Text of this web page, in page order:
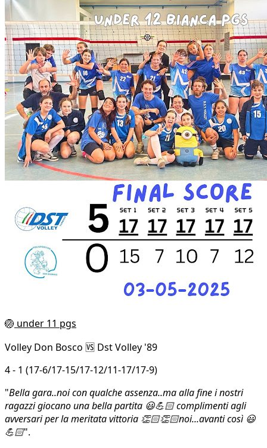
🏐 under 11 pgs
Volley Don Bosco 🆚 Dst Volley '89
4 - 1 (17-6/17-15/17-12/11-17/17-9)
"Bella gara..noi con qualche assenza..ma alla fine i nostri
ragazzi giocano una bella partita 😃💪🏻 complimenti agli
avversari per la meritata vittoria 👏🏻👏🏻noi...avanti così 😃
💪🏻".